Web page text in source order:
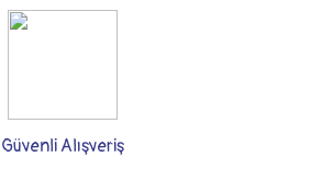
Güvenli Alışveriş